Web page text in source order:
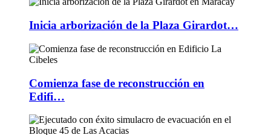
Inicia arborización de la Plaza Girardot…
Comienza fase de reconstrucción en
Edifi…